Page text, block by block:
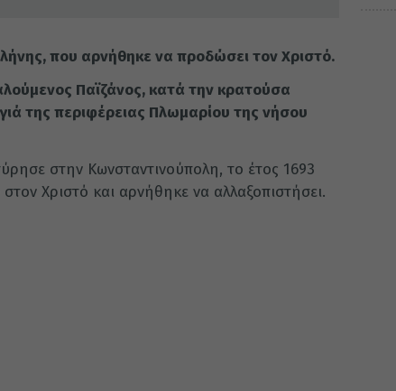
που αρνήθηκε να προδώσει τον Χριστό.
Παϊζάνος, κατά την κρατούσα
της περιφέρειας Πλωμαρίου της νήσου
στην Κωνσταντινούπολη, το έτος 1693
Χριστό και αρνήθηκε να αλλαξοπιστήσει.